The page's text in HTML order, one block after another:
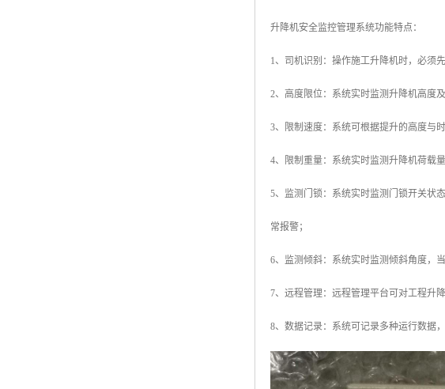
升降机安全监控管理系统功能特点：
1、司机识别：操作施工升降机时，必须
2、高度限位：系统实时监测升降机高度
3、限制速度：系统可根据提升的高度与
4、限制重量：系统实时监测升降机荷载
5、监测门锁：系统实时监测门锁开关状
常报警；
6、监测倾斜：系统实时监测倾斜角度，
7、远程管理：远程管理平台可对工程升
8、数据记录：系统可记录多种运行数据